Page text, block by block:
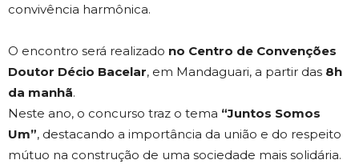
convivência harmônica.
O encontro será realizado no Centro de Convenções
Doutor Décio Bacelar, em Mandaguari, a partir das 8h
da manhã.
Neste ano, o concurso traz o tema “Juntos Somos
Um”, destacando a importância da união e do respeito
mútuo na construção de uma sociedade mais solidária.